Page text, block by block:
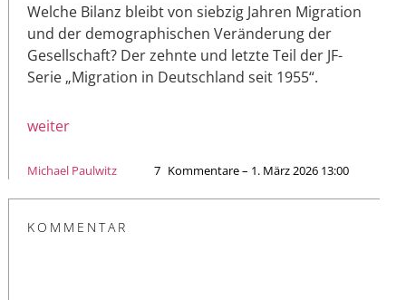
Welche Bilanz bleibt von siebzig Jahren Migration
und der demographischen Veränderung der
Gesellschaft? Der zehnte und letzte Teil der JF-
Serie „Migration in Deutschland seit 1955“.
weiter
Michael Paulwitz 7 Kommentare – 1. März 2026 13:00
KOMMENTAR